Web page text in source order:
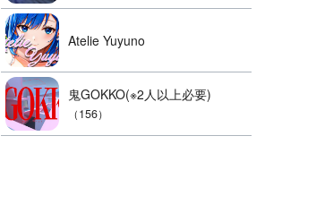
Atelie Yuyuno
鬼GOKKO(※2人以上必要)
（156）